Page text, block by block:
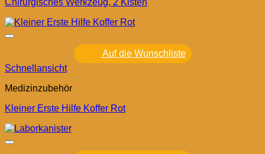
Chirurgisches Werkzeug, 2 Kisten
Auf die Wunschliste
Schnellansicht
Medizinzubehör
Kleiner Erste Hilfe Koffer Rot